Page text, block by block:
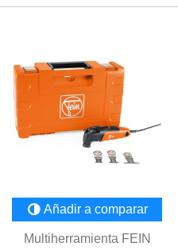
Añadir a comparar
Multiherramienta FEIN